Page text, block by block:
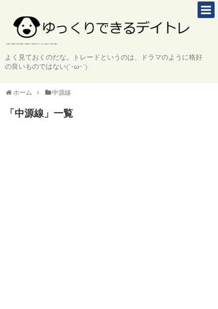
よく見ておくのだな。トレードというのは、ドラマのように格好
の良いものではない(`･ω･´)
ホーム 中源線
「中源線 」 一覧